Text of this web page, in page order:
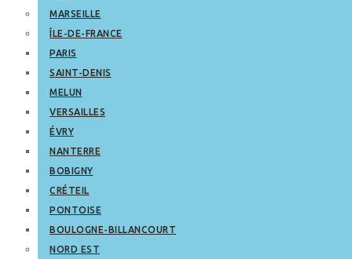
MARSEILLE
ÎLE-DE-FRANCE
PARIS
SAINT-DENIS
MELUN
VERSAILLES
ÉVRY
NANTERRE
BOBIGNY
CRÉTEIL
PONTOISE
BOULOGNE-BILLANCOURT
NORD EST